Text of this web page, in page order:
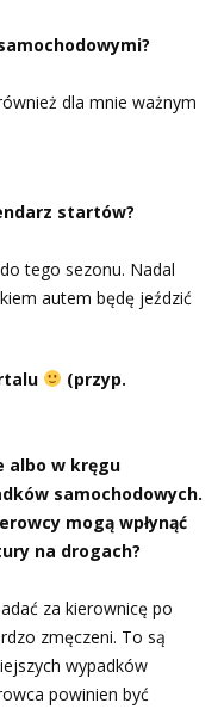
dla mnie ważnym
startów?
tego sezonu. Nadal
autem będę jeździć
(przyp.
albo w kręgu
samochodowych.
mogą wpłynąć
na drogach?
za kierownicę po
zmęczeni. To są
wypadków
powinien być